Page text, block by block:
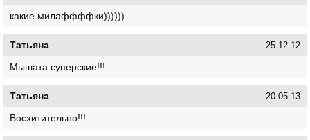
какие милаффффки))))))
Татьяна 25.12.12
Мышата суперские!!!
Татьяна 20.05.13
Восхитительно!!!